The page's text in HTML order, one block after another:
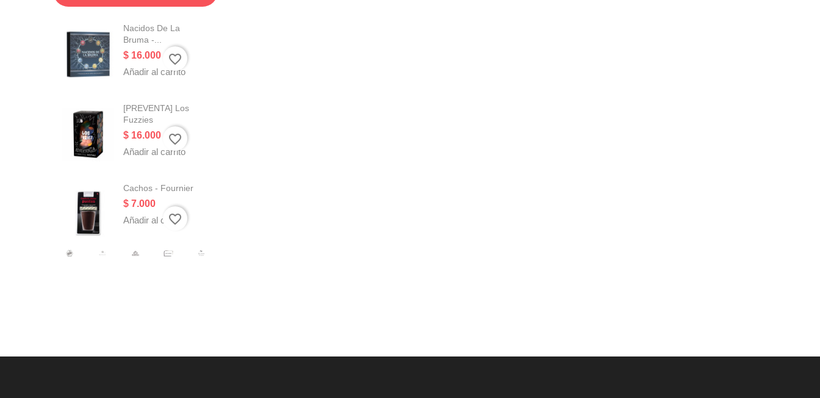
Nacidos De La
Bruma -...
Precio
$ 16.000
Añadir al carrito
favorite_border
[PREVENTA] Los
Fuzzies
Precio
$ 16.000
Añadir al carrito
favorite_border
Cachos - Fournier
Precio
$ 7.000
Añadir al carrito
favorite_border